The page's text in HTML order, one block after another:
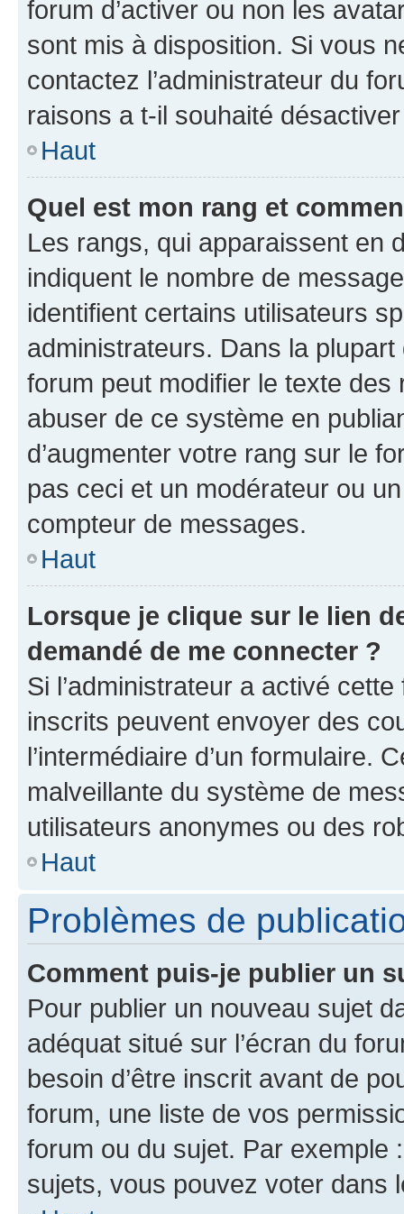
forum d’activer ou non les
sont mis à disposition. Si vous
contactez l’administrateur du
raisons a t-il souhaité
Haut
Quel est mon rang et
Les rangs, qui apparaissent en
indiquent le nombre de
identifient certains utilisateurs
administrateurs. Dans la
forum peut modifier le texte
abuser de ce système en
d’augmenter votre rang sur le
pas ceci et un modérateur ou
compteur de messages.
Haut
Lorsque je clique sur le lien
demandé de me connecter ?
Si l’administrateur a activé
inscrits peuvent envoyer des
l’intermédiaire d’un formulaire.
malveillante du système de
utilisateurs anonymes ou des
Haut
Problèmes de
Comment puis-je publier un
Pour publier un nouveau sujet
adéquat situé sur l’écran du
besoin d’être inscrit avant de
forum, une liste de vos
forum ou du sujet. Par exemple
sujets, vous pouvez voter dans